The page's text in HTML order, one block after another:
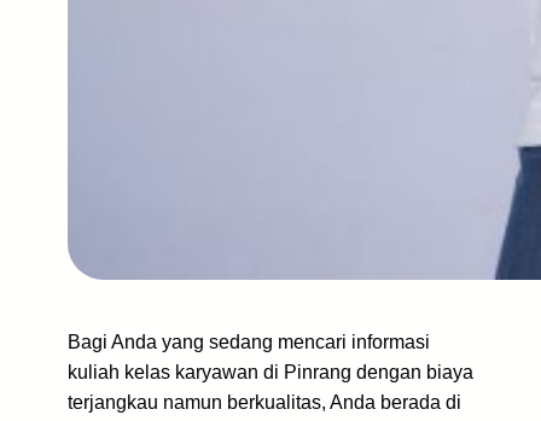
Bagi Anda yang sedang mencari informasi
kuliah kelas karyawan di Pinrang dengan biaya
terjangkau namun berkualitas, Anda berada di